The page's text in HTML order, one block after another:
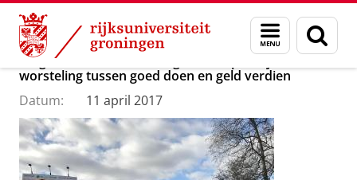
Skip
Content
Skip
Navigation
Menu
en
zoeken
Department of Innovation Management &
Blog: Sociale ondernemingen in de praktijk: de
worsteling tussen goed doen en geld verdien
Datum:
11 april 2017